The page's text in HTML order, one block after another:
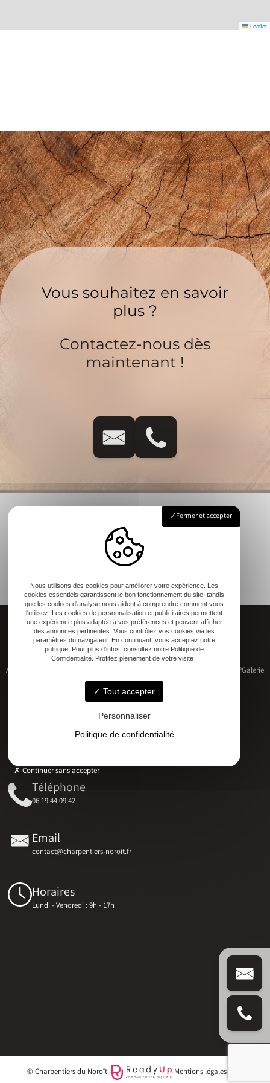
Leaflet
Vous souhaitez en savoir
plus ?
Contactez-nous dès
maintenant !
Accueil Qui sommes-nous ?Galerie
Contact
Téléphone
06 19 44 09 42
Email
contact@charpentiers-noroit.fr
Horaires
Lundi - Vendredi : 9h - 17h
© Charpentiers du Noroît - -Mentions légales-
Fermer et accepter
Nous utilisons des cookies pour améliorer votre expérience. Les
cookies essentiels garantissent le bon fonctionnement du site, tandis
que les cookies d'analyse nous aident à comprendre comment vous
l'utilisez. Les cookies de personnalisation et publicitaires permettent
une expérience plus adaptée à vos préférences et peuvent afficher
des annonces pertinentes. Vous contrôlez vos cookies via les
paramètres du navigateur. En continuant, vous acceptez notre
politique. Pour plus d'infos, consultez notre Politique de
Confidentialité. Profitez pleinement de votre visite !
Tout accepter
Personnaliser
Politique de confidentialité
Continuer sans accepter